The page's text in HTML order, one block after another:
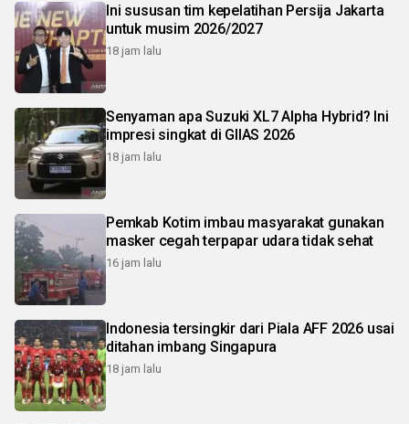
Ini sususan tim kepelatihan Persija Jakarta
untuk musim 2026/2027
18 jam lalu
Senyaman apa Suzuki XL7 Alpha Hybrid? Ini
impresi singkat di GIIAS 2026
18 jam lalu
Pemkab Kotim imbau masyarakat gunakan
masker cegah terpapar udara tidak sehat
16 jam lalu
Indonesia tersingkir dari Piala AFF 2026 usai
ditahan imbang Singapura
18 jam lalu